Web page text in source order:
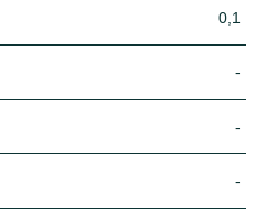
0,1
-
-
-